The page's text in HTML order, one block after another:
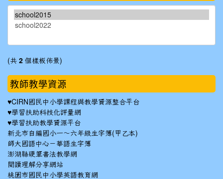
(共 2 個樣板佈景)
教師教學資源
♥CIRN國民中小學課程與教學資源整合平台
♥學習扶助科技化評量網
♥學習扶助教學資源平台
新北市自編國小一～六年級生字簿(甲乙本)
師大國語中心－華語生字簿
澎湖縣硬筆書法教學網
閱讀理解分享網站
桃園市國民中小學英語教育網